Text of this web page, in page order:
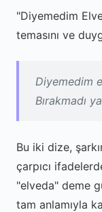
"Diyemedim
temasını ve
Diyemedim
Bırakmadı
Bu iki dize,
çarpıcı
"elveda" deme
tam anlamıyla